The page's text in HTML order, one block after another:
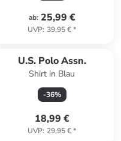
ab: 25,99 €
UVP: 39,95 €*
U.S. Polo Assn.
Shirt in Blau
-36%
18,99 €
UVP: 29,95 €*